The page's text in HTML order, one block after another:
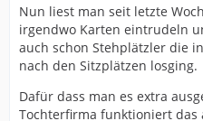
Nun liest man seit letzte
irgendwo Karten eintrudeln
auch schon Stehplätzler die
nach den Sitzplätzen losging.
Dafür dass man es extra
Tochterfirma funktioniert